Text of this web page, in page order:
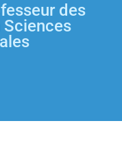
des
Sciences